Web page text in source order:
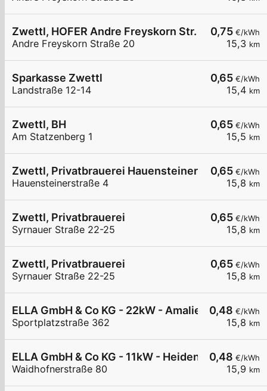
0,75 €/kWh
15,3 km
Zwettl, HOFER Andre Freyskorn Str.
Andre Freyskorn Straße 20
0,65 €/kWh
15,4 km
Sparkasse Zwettl
Landstraße 12-14
0,65 €/kWh
15,5 km
Zwettl, BH
Am Statzenberg 1
0,65 €/kWh
15,8 km
Zwettl, Privatbrauerei Hauensteinerstr.
Hauensteinerstraße 4
0,65 €/kWh
15,8 km
Zwettl, Privatbrauerei
Syrnauer Straße 22-25
0,65 €/kWh
15,8 km
Zwettl, Privatbrauerei
Syrnauer Straße 22-25
0,48 €/kWh
15,8 km
ELLA GmbH & Co KG - 22kW - Amaliendorf -
Sportplatzstraße 362
0,48 €/kWh
15,9 km
ELLA GmbH & Co KG - 11kW - Heidenreichstein -
Waidhofnerstraße 80